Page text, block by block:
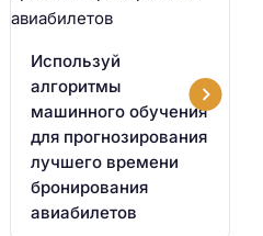
Используй
алгоритмы
машинного обучения
для прогнозирования
лучшего времени
бронирования
авиабилетов